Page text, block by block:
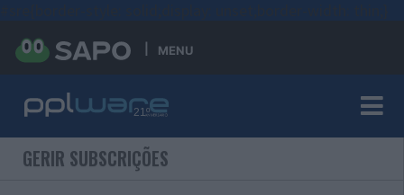
MENU
GERIR SUBSCRIÇÕES